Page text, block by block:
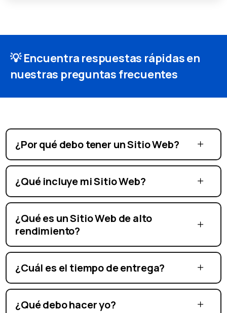
💡 Encuentra respuestas rápidas en
nuestras preguntas frecuentes
¿Por qué debo tener un Sitio Web?
¿Qué incluye mi Sitio Web?
¿Qué es un Sitio Web de alto
rendimiento?
¿Cuál es el tiempo de entrega?
¿Qué debo hacer yo?